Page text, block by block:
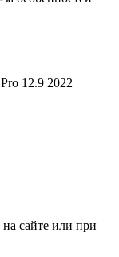
12.9 2022
сайте или при